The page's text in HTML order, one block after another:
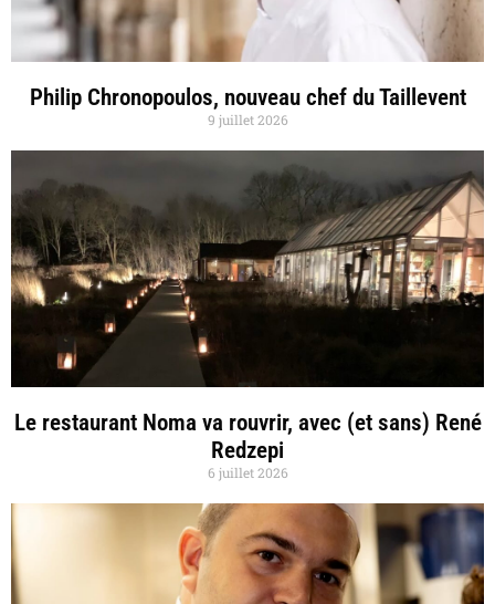
Philip Chronopoulos, nouveau chef du Taillevent
9 juillet 2026
Le restaurant Noma va rouvrir, avec (et sans) René
Redzepi
6 juillet 2026